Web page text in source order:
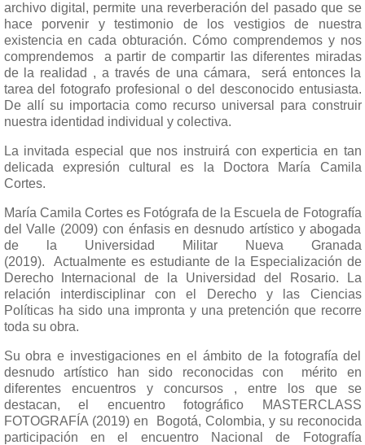
archivo digital, permite una reverberación del pasado que se
hace porvenir y testimonio de los vestigios de nuestra
existencia en cada obturación. Cómo comprendemos y nos
comprendemos a partir de compartir las diferentes miradas
de la realidad , a través de una cámara, será entonces la
tarea del fotografo profesional o del desconocido entusiasta.
De allí su importacia como recurso universal para construir
nuestra identidad individual y colectiva.
La invitada especial que nos instruirá con experticia en tan
delicada expresión cultural es la Doctora María Camila
Cortes.
María Camila Cortes es Fotógrafa de la Escuela de Fotografía
del Valle (2009) con énfasis en desnudo artístico y abogada
de la Universidad Militar Nueva Granada
(2019). Actualmente es estudiante de la Especialización de
Derecho Internacional de la Universidad del Rosario. La
relación interdisciplinar con el Derecho y las Ciencias
Políticas ha sido una impronta y una pretención que recorre
toda su obra.
Su obra e investigaciones en el ámbito de la fotografía del
desnudo artístico han sido reconocidas con mérito en
diferentes encuentros y concursos , entre los que se
destacan, el encuentro fotográfico MASTERCLASS
FOTOGRAFÍA (2019) en Bogotá, Colombia, y su reconocida
participación en el encuentro Nacional de Fotografía